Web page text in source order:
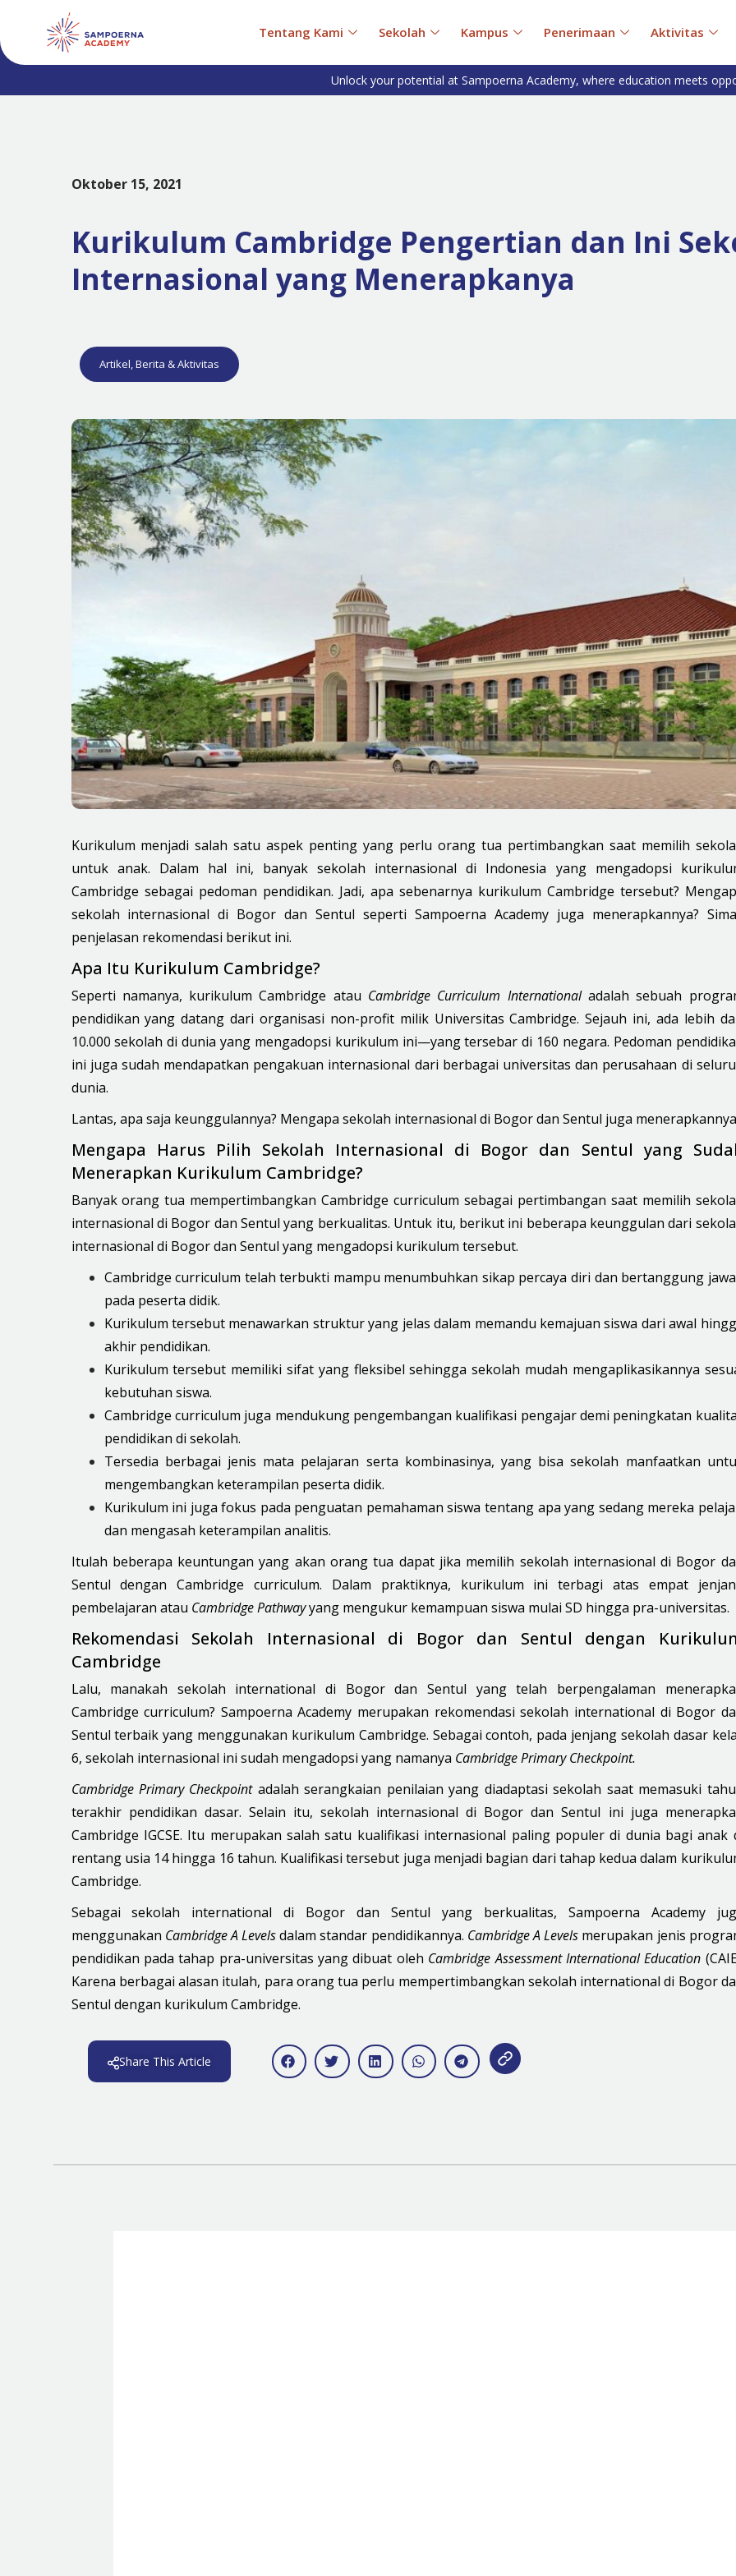
Tentang Kami Sekolah Kampus Penerimaan Aktivitas
Unlock your potential at Sampoerna Academy, where education meets
Oktober 15, 2021
Kurikulum Cambridge Pengertian dan Ini
Internasional yang Menerapkanya
Artikel,Berita & Aktivitas
Kurikulum menjadi salah satu aspek penting yang perlu orang tua pertimbangkan saat memilih
untuk anak. Dalam hal ini, banyak sekolah internasional di Indonesia yang mengadopsi
Cambridge sebagai pedoman pendidikan. Jadi, apa sebenarnya kurikulum Cambridge tersebut?
sekolah internasional di Bogor dan Sentul seperti Sampoerna Academy juga menerapkannya?
penjelasan rekomendasi berikut ini.
Apa Itu Kurikulum Cambridge?
Seperti namanya, kurikulum Cambridge atau Cambridge Curriculum Internationaladalah sebuah
pendidikan yang datang dari organisasi non-profit milik Universitas Cambridge. Sejauh ini, ada lebih
10.000 sekolah di dunia yang mengadopsi kurikulum ini—yang tersebar di 160 negara. Pedoman
ini juga sudah mendapatkan pengakuan internasional dari berbagai universitas dan perusahaan di
dunia.
Lantas, apa saja keunggulannya? Mengapa sekolah internasional di Bogor dan Sentul juga
Mengapa Harus Pilih Sekolah Internasional di Bogor dan Sentul yang
Menerapkan Kurikulum Cambridge?
Banyak orang tua mempertimbangkan Cambridge curriculum sebagai pertimbangan saat memilih
internasional di Bogor dan Sentul yang berkualitas. Untuk itu, berikut ini beberapa keunggulandari
internasional di Bogor dan Sentul yang mengadopsi kurikulum tersebut.
Cambridge curriculum telah terbukti mampu menumbuhkan sikap percaya diri dan bertanggung
pada peserta didik.
Kurikulum tersebut menawarkan struktur yang jelas dalam memandu kemajuan siswa dari awal
akhir pendidikan.
Kurikulum tersebut memiliki sifat yang fleksibel sehingga sekolah mudah mengaplikasikannya
kebutuhan siswa.
Cambridge curriculum juga mendukung pengembangan kualifikasi pengajar demi peningkatan
pendidikan di sekolah.
Tersedia berbagai jenis mata pelajaran serta kombinasinya, yang bisa sekolah manfaatkan
mengembangkan keterampilan peserta didik.
Kurikulum ini jugafokus pada penguatan pemahaman siswa tentang apa yang sedang mereka
dan mengasah keterampilan analitis.
Itulah beberapa keuntungan yang akan orang tua dapat jika memilih sekolah internasional di Bogor
Sentul dengan Cambridge curriculum. Dalam praktiknya, kurikulum ini terbagi atas empat
pembelajaran atau Cambridge Pathwayyang mengukur kemampuan siswa mulai SD hingga pra-universitas.
Rekomendasi Sekolah Internasional di Bogor dan Sentul dengan
Cambridge
Lalu, manakah sekolah international di Bogor dan Sentul yang telah berpengalaman
Cambridge curriculum? Sampoerna Academy merupakan rekomendasi sekolah international di Bogor
Sentul terbaik yang menggunakan kurikulum Cambridge. Sebagai contoh, pada jenjang sekolah dasar
6, sekolah internasional ini sudah mengadopsi yang namanya Cambridge Primary Checkpoint.
Cambridge Primary Checkpointadalah serangkaian penilaian yang diadaptasi sekolah saat memasuki
terakhir pendidikan dasar. Selain itu, sekolah internasional di Bogor dan Sentul ini juga
Cambridge IGCSE. Itu merupakan salah satu kualifikasi internasional paling populer di dunia bagi anak
rentang usia 14 hingga 16 tahun. Kualifikasi tersebut juga menjadi bagian dari tahap kedua dalam
Cambridge.
Sebagai sekolah international di Bogor dan Sentul yang berkualitas, Sampoerna Academy
menggunakan Cambridge A Levelsdalam standar pendidikannya. Cambridge A Levels merupakan jenis
pendidikan pada tahap pra-universitas yang dibuat oleh Cambridge Assessment International Education
Karena berbagai alasan itulah, para orang tua perlu mempertimbangkan sekolah international di Bogor
Sentul dengan kurikulum Cambridge.
Share This Article